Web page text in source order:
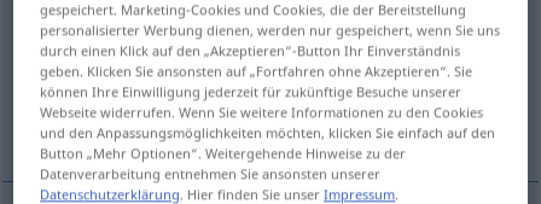
(Für mehr Details die Übersetzung anklicken/antippen)
soak, saturate, steep, impregnate
fill, imbue, steep
gespeichert. Marketing-Cookies und Cookies, die der Bereitstellung
personalisierter Werbung dienen, werden nur gespeichert, wenn Sie uns
durch einen Klick auf den „Akzeptieren“-Button Ihr Einverständnis
geben. Klicken Sie ansonsten auf „Fortfahren ohne Akzeptieren“. Sie
können Ihre Einwilligung jederzeit für zukünftige Besuche unserer
Webseite widerrufen. Wenn Sie weitere Informationen zu den Cookies
und den Anpassungsmöglichkeiten möchten, klicken Sie einfach auf den
Button „Mehr Optionen“. Weitergehende Hinweise zu der
Datenverarbeitung entnehmen Sie ansonsten unserer
Datenschutzerklärung. Hier finden Sie unserImpressum.